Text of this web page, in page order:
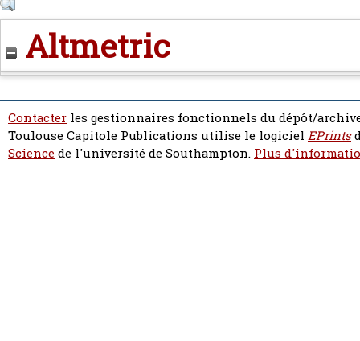
Altmetric
Contacter les gestionnaires fonctionnels du dépôt/
Toulouse Capitole Publications utilise le logiciel EPrints
Sciencede l'université de Southampton. Plus